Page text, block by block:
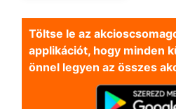
Töltse le az
applikációt, hogy minden
önnel legyen az összes